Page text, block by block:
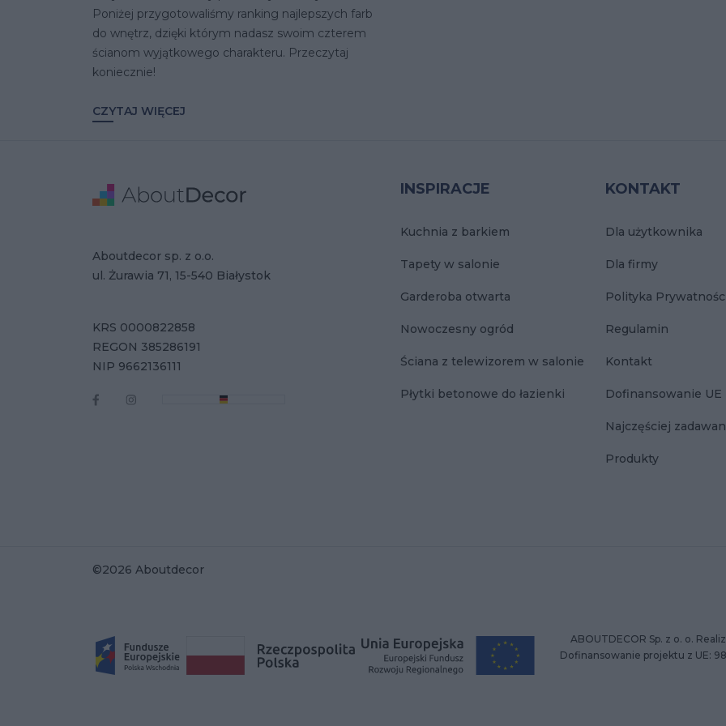
Poniżej przygotowaliśmy ranking najlepszych farb
do wnętrz, dzięki którym nadasz swoim czterem
ścianom wyjątkowego charakteru. Przeczytaj
koniecznie!
CZYTAJ WIĘCEJ
INSPIRACJE
Kuchnia z barkiem
Tapety w salonie
Garderoba otwarta
Nowoczesny ogród
Ściana z telewizorem w salonie
Płytki betonowe do łazienki
KONTAKT
Dla użytkownika
Dla firmy
Polityka
Regulamin
Kontakt
Dofinansowanie UE
Najczęściej
Produkty
Adres
Aboutdecor sp. z o.o.
ul. Żurawia 71, 15-540 Białystok
Dane Firmy
KRS 0000822858
REGON 385286191
NIP 9662136111
©2026 Aboutdecor
ABOUTDECOR Sp. z o. o.
Dofinansowanie projektu z UE: